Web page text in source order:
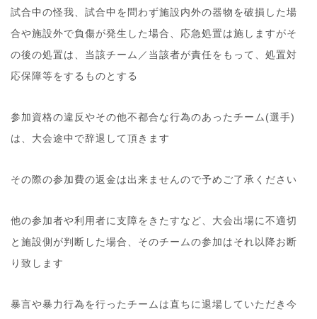
試合中の怪我、試合中を問わず施設内外の器物を破損した場
合や施設外で負傷が発生した場合、応急処置は施しますがそ
の後の処置は、当該チーム／当該者が責任をもって、処置対
応保障等をするものとする
参加資格の違反やその他不都合な行為のあったチーム(選手)
は、大会途中で辞退して頂きます
その際の参加費の返金は出来ませんので予めご了承ください
他の参加者や利用者に支障をきたすなど、大会出場に不適切
と施設側が判断した場合、そのチームの参加はそれ以降お断
り致します
暴言や暴力行為を行ったチームは直ちに退場していただき今